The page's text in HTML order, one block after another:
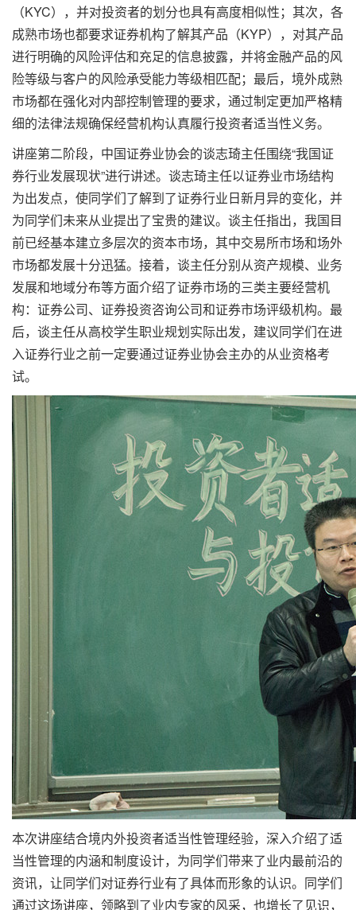
（KYC），并对投资者的划分也具有高度相似性；其次，各
成熟市场也都要求证券机构了解其产品（KYP），对其产品
进行明确的风险评估和充足的信息披露，并将金融产品的风
险等级与客户的风险承受能力等级相匹配；最后，境外成熟
市场都在强化对内部控制管理的要求，通过制定更加严格精
细的法律法规确保经营机构认真履行投资者适当性义务。
讲座第二阶段，中国证券业协会的谈志琦主任围绕“我国证
券行业发展现状”进行讲述。谈志琦主任以证券业市场结构
为出发点，使同学们了解到了证券行业日新月异的变化，并
为同学们未来从业提出了宝贵的建议。谈主任指出，我国目
前已经基本建立多层次的资本市场，其中交易所市场和场外
市场都发展十分迅猛。接着，谈主任分别从资产规模、业务
发展和地域分布等方面介绍了证券市场的三类主要经营机
构：证券公司、证券投资咨询公司和证券市场评级机构。最
后，谈主任从高校学生职业规划实际出发，建议同学们在进
入证券行业之前一定要通过证券业协会主办的从业资格考
试。
本次讲座结合境内外投资者适当性管理经验，深入介绍了适
当性管理的内涵和制度设计，为同学们带来了业内最前沿的
资讯，让同学们对证券行业有了具体而形象的认识。同学们
通过这场讲座，领略到了业内专家的风采，也增长了见识，